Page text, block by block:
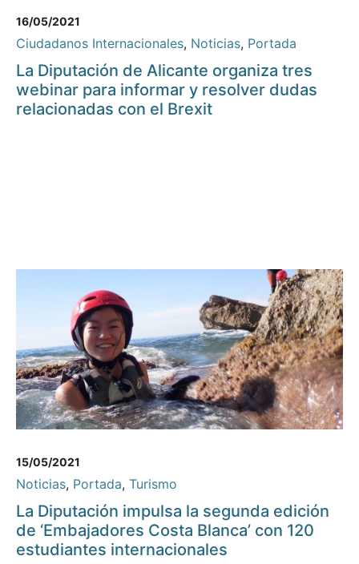
16/05/2021
Ciudadanos Internacionales, Noticias, Portada
La Diputación de Alicante organiza tres
webinar para informar y resolver dudas
relacionadas con el Brexit
15/05/2021
Noticias, Portada, Turismo
La Diputación impulsa la segunda edición
de ‘Embajadores Costa Blanca’ con 120
estudiantes internacionales